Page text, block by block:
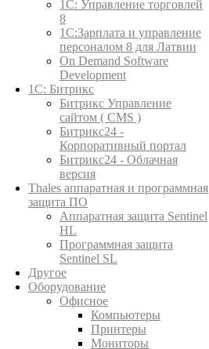
1C: Управление торговлей
8
1С:Зарплата и управление
персоналом 8 для Латвии
On Demand Software
Development
1С: Битрикс
Битрикс Управление
сайтом ( CMS )
Битрикс24 -
Корпоративный портал
Битрикс24 - Облачная
версия
Thales аппаратная и программная
защита ПО
Аппаратная защита Sentinel
HL
Программная защита
Sentinel SL
Другое
Оборудование
Офисное
Компьютеры
Принтеры
Мониторы